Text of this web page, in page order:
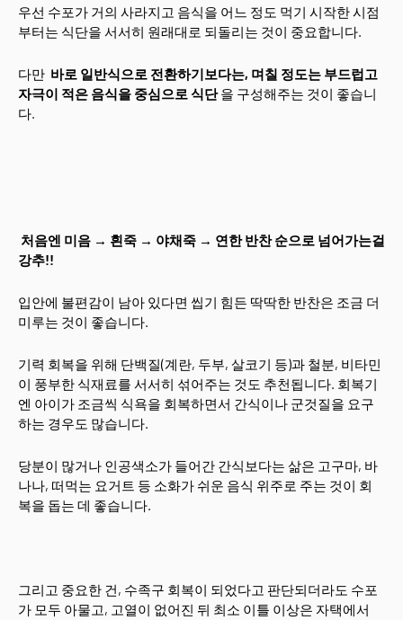
우선 수포가 거의 사라지고 음식을 어느 정도 먹기 시작한 시점
부터는 식단을 서서히 원래대로 되돌리는 것이 중요합니다.
다만 바로 일반식으로 전환하기보다는, 며칠 정도는 부드럽고
자극이 적은 음식을 중심으로 식단 을 구성해주는 것이 좋습니
다.
처음엔 미음 → 흰죽 → 야채죽 → 연한 반찬 순으로 넘어가는걸
강추!!
입안에 불편감이 남아 있다면 씹기 힘든 딱딱한 반찬은 조금 더
미루는 것이 좋습니다.
기력 회복을 위해 단백질(계란, 두부, 살코기 등)과 철분, 비타민
이 풍부한 식재료를 서서히 섞어주는 것도 추천됩니다. 회복기
엔 아이가 조금씩 식욕을 회복하면서 간식이나 군것질을 요구
하는 경우도 많습니다.
당분이 많거나 인공색소가 들어간 간식보다는 삶은 고구마, 바
나나, 떠먹는 요거트 등 소화가 쉬운 음식 위주로 주는 것이 회
복을 돕는 데 좋습니다.
그리고 중요한 건, 수족구 회복이 되었다고 판단되더라도 수포
가 모두 아물고, 고열이 없어진 뒤 최소 이틀 이상은 자택에서